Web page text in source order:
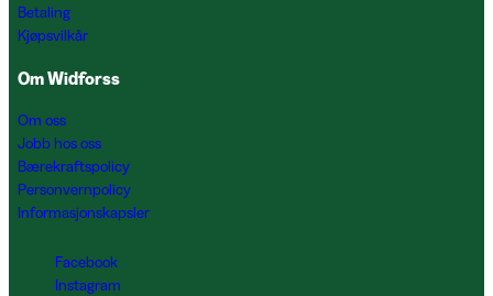
Betaling
Kjøpsvilkår
Om Widforss
Om oss
Jobb hos oss
Bærekraftspolicy
Personvernpolicy
Informasjonskapsler
Facebook
Instagram